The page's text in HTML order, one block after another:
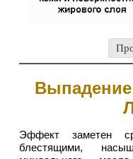
Эффект заметен
блестящими,